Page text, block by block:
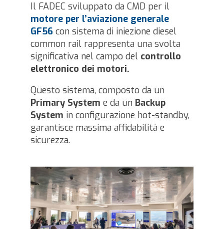
Il FADEC sviluppato da CMD per il
motore per l’aviazione generale
GF56 con sistema di iniezione diesel
common rail rappresenta una svolta
significativa nel campo del controllo
elettronico dei motori.
Questo sistema, composto da un
Primary System e da un Backup
System in configurazione hot-standby,
garantisce massima affidabilità e
sicurezza.